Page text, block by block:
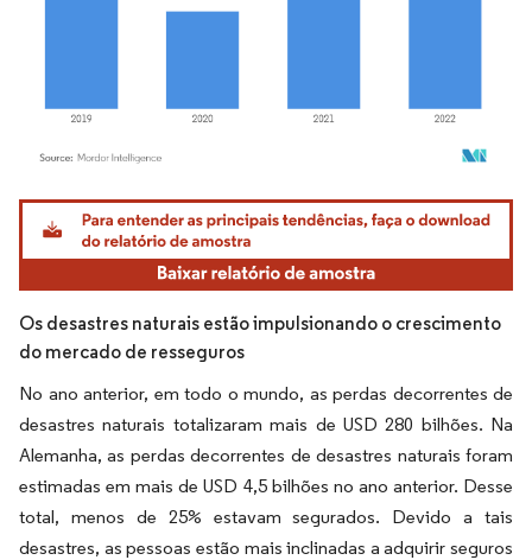
Imagem © Mordor Intelligence. O reuso requer atribuição conforme CC BY 4.0.
Os desastres naturais estão impulsionando o crescimento
do mercado de resseguros
No ano anterior, em todo o mundo, as perdas decorrentes de
desastres naturais totalizaram mais de USD 280 bilhões. Na
Alemanha, as perdas decorrentes de desastres naturais foram
estimadas em mais de USD 4,5 bilhões no ano anterior. Desse
total, menos de 25% estavam segurados. Devido a tais
desastres, as pessoas estão mais inclinadas a adquirir seguros